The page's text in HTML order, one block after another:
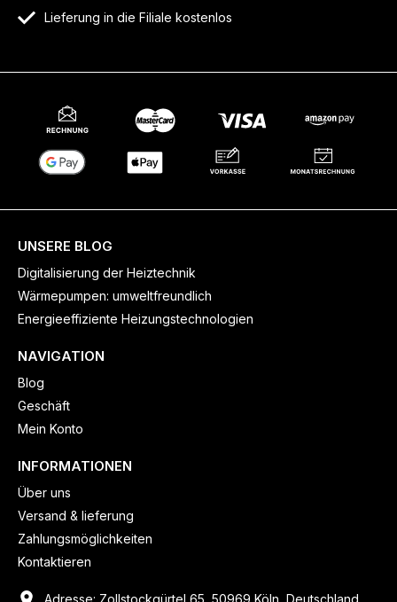
Lieferung in die Filiale kostenlos
UNSERE BLOG
Digitalisierung der Heiztechnik
Wärmepumpen: umweltfreundlich
Energieeffiziente Heizungstechnologien
NAVIGATION
Blog
Geschäft
Mein Konto
INFORMATIONEN
Über uns
Versand & lieferung
Zahlungsmöglichkeiten
Kontaktieren